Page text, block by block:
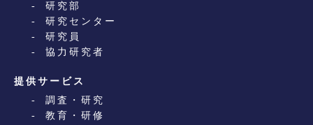
研究部
研究センター
研究員
協力研究者
提供サービス
調査・研究
教育・研修